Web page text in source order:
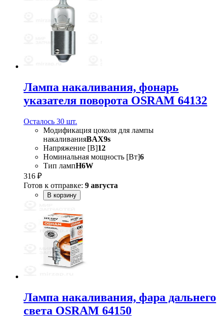
Лампа накаливания, фонарь
указателя поворота OSRAM 64132
Осталось 30 шт.
Модификация цоколя для лампы
накаливанияBAX9s
Напряжение [В]12
Номинальная мощность [Вт]6
Тип лампH6W
316 ₽
Готов к отправке: 9 августа
В корзину
Лампа накаливания, фара дальнего
света OSRAM 64150